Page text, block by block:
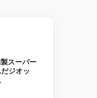
スーパー
ジオッ